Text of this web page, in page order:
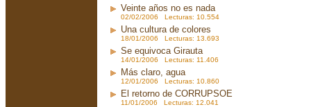
Veinte años no es nada
02/02/2006 Lecturas: 10.554
Una cultura de colores
18/01/2006 Lecturas: 13.693
Se equivoca Girauta
14/01/2006 Lecturas: 11.406
Más claro, agua
12/01/2006 Lecturas: 10.860
El retorno de CORRUPSOE
11/01/2006 Lecturas: 12.041